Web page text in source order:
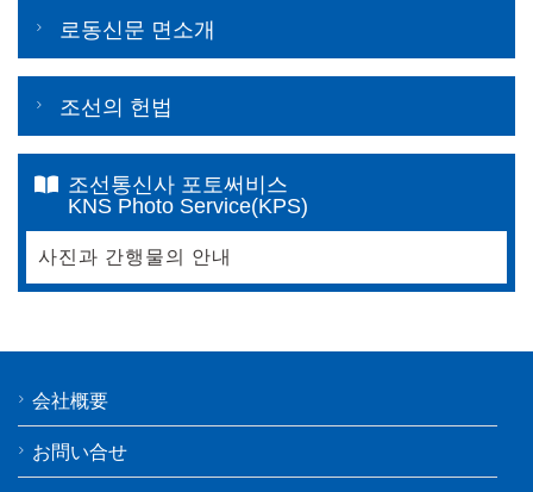
로동신문 면소개
조선의 헌법
조선통신사 포토써비스
KNS Photo Service(KPS)
사진과 간행물의 안내
会社概要
お問い合せ